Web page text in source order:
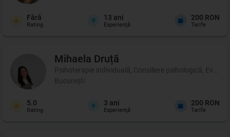
Fără
Rating
13 ani
Experienţă
200 RON
Tarife
Mihaela Druță
Psihoterapie individuală, Consiliere psihologică,
București
5.0
Rating
3 ani
Experienţă
200 RON
Tarife